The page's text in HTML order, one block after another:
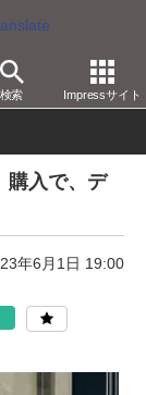
検索 Impressサイト
購入で、デ
年6月1日 19:00